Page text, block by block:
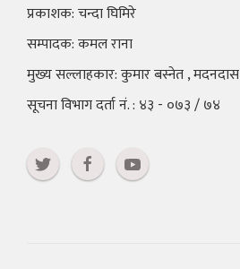
प्रकाशक: चन्दा घिमिरे
सम्पादक: कमल राना
मुख्य सल्लाहकार: कुमार बस्नेत , मदनदास
सूचना विभाग दर्ता नं. : ४३ - ०७३ / ७४